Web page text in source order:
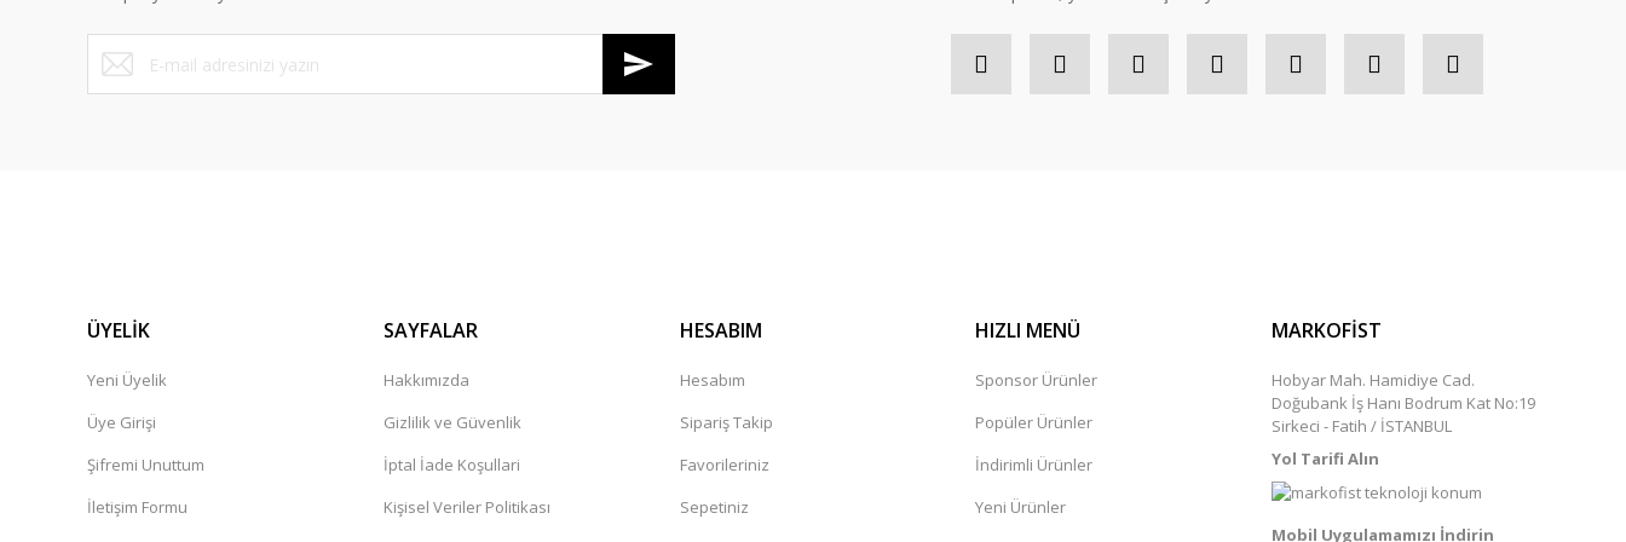
ÜYELİK
Yeni Üyelik
Üye Girişi
Şifremi Unuttum
İletişim Formu
SAYFALAR
Hakkımızda
Gizlilik ve Güvenlik
İptal İade Koşullari
Kişisel Veriler Politikası
HESABIM
Hesabım
Sipariş Takip
Favorileriniz
Sepetiniz
HIZLI MENÜ
Sponsor Ürünler
Popüler Ürünler
İndirimli Ürünler
Yeni Ürünler
MARKOFİST
Hobyar Mah. Hamidiye Cad.
Doğubank İş Hanı Bodrum Kat No:19
Sirkeci - Fatih / İSTANBUL
Yol Tarifi Alın
Mobil Uygulamamızı İndirin